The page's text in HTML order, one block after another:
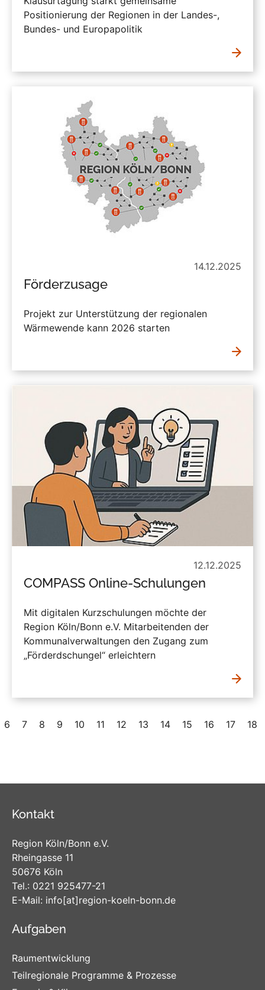
Positionierung der Regionen in der Landes-,
Bundes- und Europapolitik
14.12.2025
Förderzusage
Projekt zur Unterstützung der regionalen
Wärmewende kann 2026 starten
12.12.2025
COMPASS Online-Schulungen
Mit digitalen Kurzschulungen möchte der
Region Köln/Bonn e.V. Mitarbeitenden der
Kommunalverwaltungen den Zugang zum
„Förderdschungel“ erleichtern
6 7 8 9 10 11 12 13 14 15 16 17 18
Kontakt
Region Köln/Bonn e.V.
Rheingasse 11
50676 Köln
Tel.: 0221 925477-21
E-Mail: info[at]region-koeln-bonn.de
Aufgaben
Raumentwicklung
Teilregionale Programme & Prozesse